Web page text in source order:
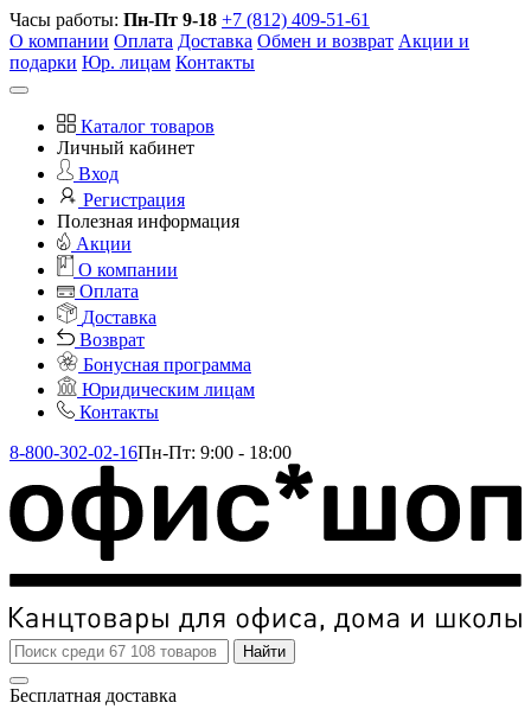
Часы работы: Пн-Пт 9-18 +7 (812) 409-51-61
О компании Оплата Доставка Обмен и возврат Акции и
подарки Юр. лицам Контакты
Каталог товаров
Личный кабинет
Вход
Регистрация
Полезная информация
Акции
О компании
Оплата
Доставка
Возврат
Бонусная программа
Юридическим лицам
Контакты
8-800-302-02-16Пн-Пт: 9:00 - 18:00
Найти
Бесплатная доставка